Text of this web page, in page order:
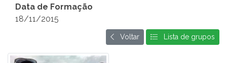
Data de Formação
18/11/2015
Voltar Lista de grupos